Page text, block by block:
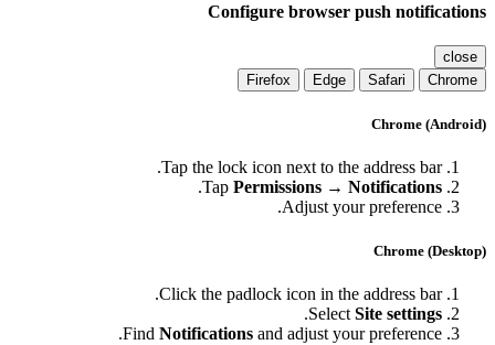
Configure browser push notifications
close
Chrome
Safari
Edge
Firefox
Chrome (Android)
Tap the lock icon next to the address bar.
Tap Permissions → Notifications
.
Adjust your preference.
Chrome (Desktop)
Click the padlock icon in the address bar.
Select Site settings
.
Find Notifications and adjust your preference.